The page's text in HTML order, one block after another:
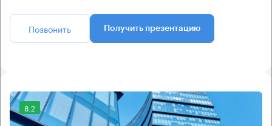
Позвонить Получить презентацию
8.2